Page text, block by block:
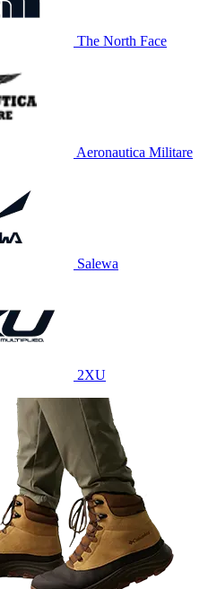
The North Face
Aeronautica Militare
Salewa
2XU